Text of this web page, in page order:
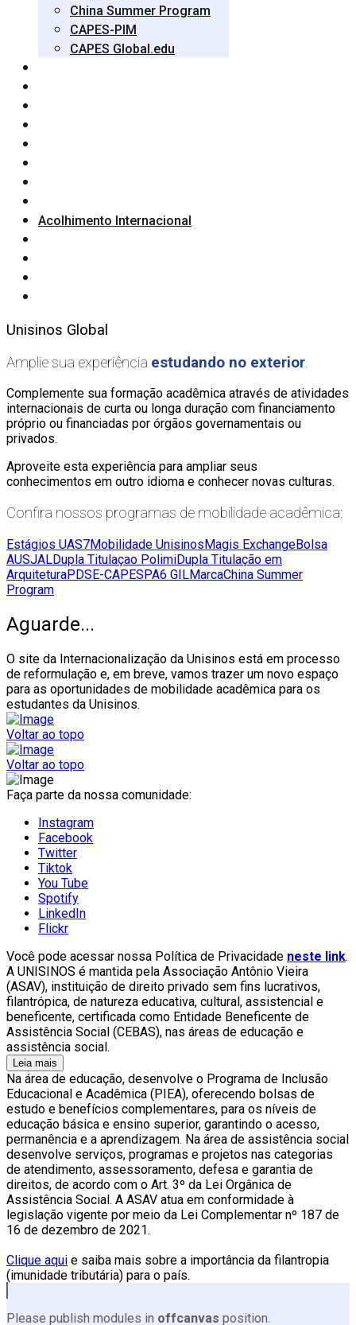
China Summer Program
CAPES-PIM
CAPES Global.edu
Acolhimento Internacional
Unisinos Global
Amplie sua experiência estudando no exterior.
Complemente sua formação acadêmica através de atividades
internacionais de curta ou longa duração com financiamento
próprio ou financiadas por órgãos governamentais ou
privados.
Aproveite esta experiência para ampliar seus
conhecimentos em outro idioma e conhecer novas culturas.
Confira nossos programas de mobilidade acadêmica:
Estágios UAS7Mobilidade UnisinosMagis ExchangeBolsa
AUSJALDupla Titulaçao PolimiDupla Titulação em
ArquiteturaPDSE-CAPESPA6 GILMarcaChina Summer
Program
Aguarde...
O site da Internacionalização da Unisinos está em processo
de reformulação e, em breve, vamos trazer um novo espaço
para as oportunidades de mobilidade acadêmica para os
estudantes da Unisinos.
Voltar ao topo
Voltar ao topo
Faça parte da nossa comunidade:
Instagram
Facebook
Twitter
Tiktok
You Tube
Spotify
LinkedIn
Flickr
Você pode acessar nossa Política de Privacidade neste link.
A UNISINOS é mantida pela Associação Antônio Vieira
(ASAV), instituição de direito privado sem fins lucrativos,
filantrópica, de natureza educativa, cultural, assistencial e
beneficente, certificada como Entidade Beneficente de
Assistência Social (CEBAS), nas áreas de educação e
assistência social.
Leia mais
Na área de educação, desenvolve o Programa de Inclusão
Educacional e Acadêmica (PIEA), oferecendo bolsas de
estudo e benefícios complementares, para os níveis de
educação básica e ensino superior, garantindo o acesso,
permanência e a aprendizagem. Na área de assistência social
desenvolve serviços, programas e projetos nas categorias
de atendimento, assessoramento, defesa e garantia de
direitos, de acordo com o Art. 3º da Lei Orgânica de
Assistência Social. A ASAV atua em conformidade à
legislação vigente por meio da Lei Complementar nº 187 de
16 de dezembro de 2021.
Clique aqui e saiba mais sobre a importância da filantropia
(imunidade tributária) para o país.
Please publish modules in offcanvas position.